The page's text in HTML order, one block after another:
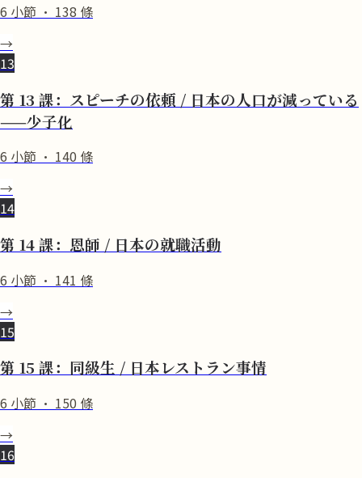
6 小節 · 138 條
→
13
第 13 課：スピーチの依頼 / 日本の人口が減っている
——少子化
6 小節 · 140 條
→
14
第 14 課：恩師 / 日本の就職活動
6 小節 · 141 條
→
15
第 15 課：同級生 / 日本レストラン事情
6 小節 · 150 條
→
16